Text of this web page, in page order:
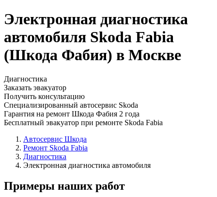
Электронная диагностика
автомобиля Skoda Fabia
(Шкода Фабия) в Москве
Диагностика
Заказать эвакуатор
Получить консультацию
Специализированный автосервис Skoda
Гарантия на ремонт Шкода Фабия 2 года
Бесплатный эвакуатор при ремонте Skoda Fabia
Автосервис Шкода
Ремонт Skoda Fabia
Диагностика
Электронная диагностика автомобиля
Примеры наших работ